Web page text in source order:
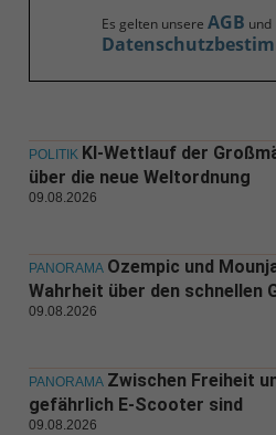
Es gelten unsere AGB und
POLITIK KI-Wettlauf der
über die neue Weltordnung
09.08.2026
PANORAMA Ozempic und
Wahrheit über den schnellen
09.08.2026
PANORAMA Zwischen Freiheit
gefährlich E-Scooter sind
09.08.2026